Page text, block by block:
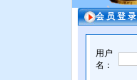
会 员 登 录
用户
名：